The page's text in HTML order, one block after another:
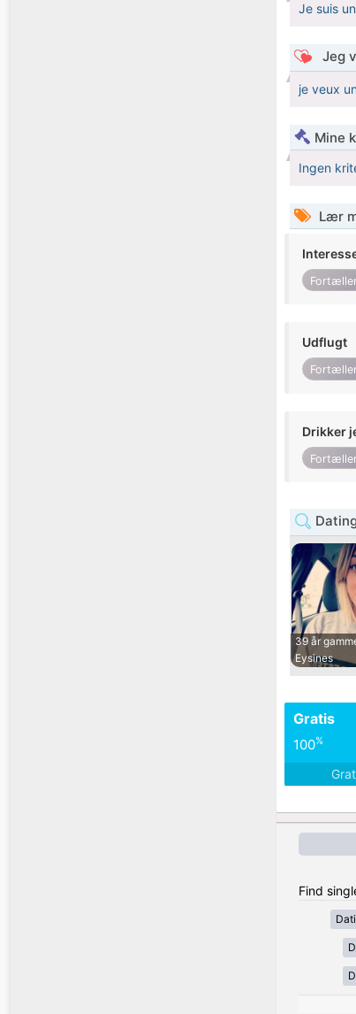
Je suis
Jeg
je veux
Mine
Ingen
Lær
Udflugt
Drikker
39 år
Eysines
Gratis
100%
Find